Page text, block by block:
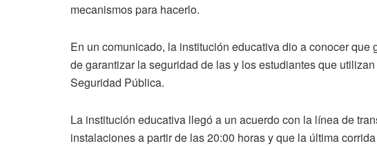
mecanismos para hacerlo.
En un comunicado, la institución educativa dio a conocer
de garantizar la seguridad de las y los estudiantes que
Seguridad Pública.
La institución educativa llegó a un acuerdo con la línea de
instalaciones a partir de las 20:00 horas y que la última